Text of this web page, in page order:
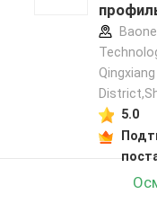
5.0